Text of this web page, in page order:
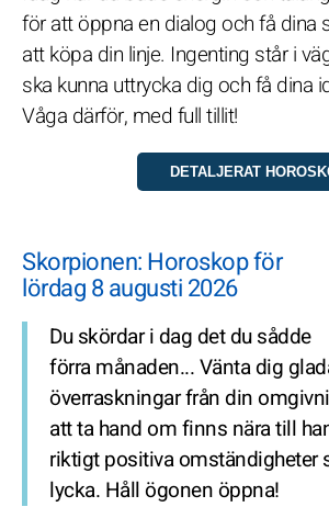
för att öppna en dialog och få dina
att köpa din linje. Ingenting står i
ska kunna uttrycka dig och få dina
Våga därför, med full tillit!
Skorpionen: Horoskop för
lördag 8 augusti 2026
Du skördar i dag det du sådde
förra månaden... Vänta dig
överraskningar från din
att ta hand om finns nära till
riktigt positiva omständigheter
lycka. Håll ögonen öppna!